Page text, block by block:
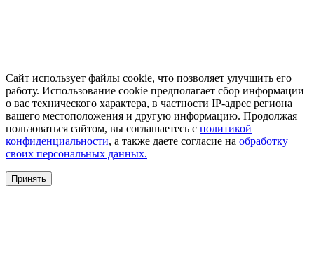
Сайт использует файлы cookie, что позволяет улучшить его
работу. Использование cookie предполагает сбор информации
о вас технического характера, в частности IP-адрес региона
вашего местоположения и другую информацию. Продолжая
пользоваться сайтом, вы соглашаетесь с политикой
конфиденциальности, а также даете согласие на обработку
своих персональных данных.
Принять